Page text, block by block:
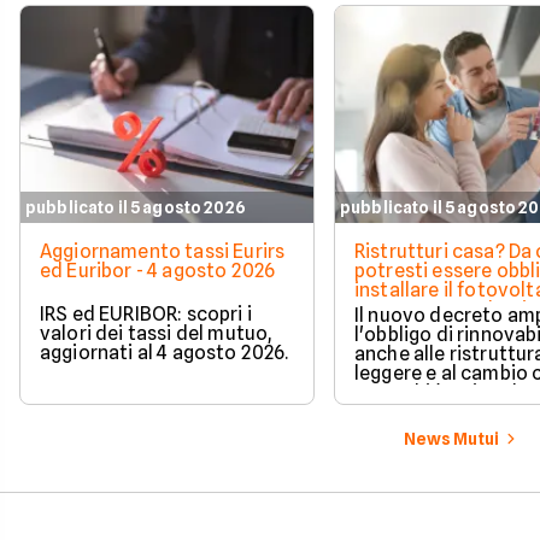
pubblicato il 5 agosto 2026
Aggiornamento tassi Eurirs
ed Euribor - 4 agosto 2026
IRS ed EURIBOR: scopri i
valori dei tassi del mutuo,
aggiornati al 4 agosto 2026.
pubblicato il 5 agosto
Ristrutturi casa? Da
potresti essere
installare il
nuova norma che
milioni di italiani
Il nuovo decreto
l'obbligo di
anche alle
leggere e al cambio
ecco chi è
cambia in pratica.
News Mutui